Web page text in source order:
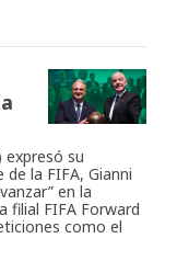
expresó su
la FIFA, Gianni
en la
filial FIFA Forward
como el